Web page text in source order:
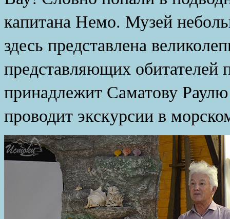
капитана Немо. Музей
здесь представлена
представляющих обитателей
принадлежит Саматову
проводит экскурсии в